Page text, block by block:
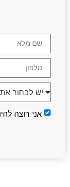
אני רוצה